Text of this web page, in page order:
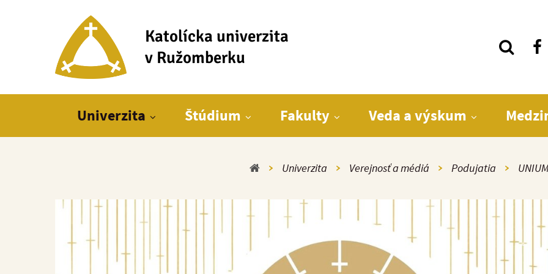
Katolícka univerzita
v Ružomberku
Univerzita Štúdium Fakulty Veda a výskum
DomovUniverzita Verejnosť a médiá Podujatia